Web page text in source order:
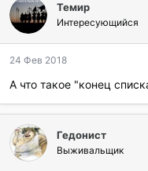
Темир
Интересующийся
24 Фев 2018
А что такое "конец
Гедонист
Выживальщик